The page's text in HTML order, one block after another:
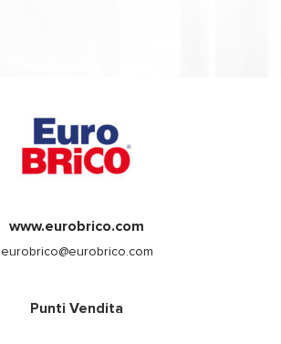
www.eurobrico.com
eurobrico@eurobrico.com
Punti Vendita